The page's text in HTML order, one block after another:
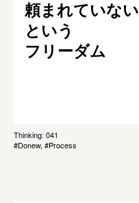
頼まれていない
という
フリーダム
Thinking: 041
#Donew, #Process